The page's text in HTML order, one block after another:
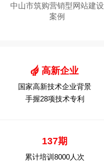
中山市筑购营销型网站建设
案例
高新企业
国家高新技术企业背景
手握28项技术专利
137期
累计培训8000人次